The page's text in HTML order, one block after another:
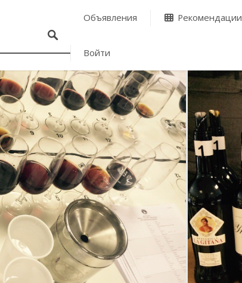
Объявления Рекомендации
Войти